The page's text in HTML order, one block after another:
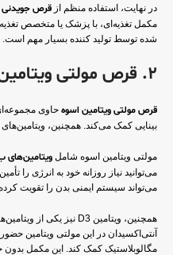
در نهایت، استفاده منظم از قرص جویدنی ویتامین
مکمل تغذیه‌ای، با پزشک یا متخصص
شده توسط تولید کننده بسیار مهم است.
2. قرص مولتی ویتامین اسوه
قرص مولتی ویتامین اسوه
بینایی کمک می‌کند. همچنین،
مولتی ویتامین اسوه شامل ویتامین‌های ب۱، ب۲، ب۹ یا فولیک اسید و
می‌تواند سیستم ایمنی بدن را تقویت
آنتی‌اکسیدان در این مولتی ویتامین
مگالوبلاستیک کمک کند. این مکمل بدون